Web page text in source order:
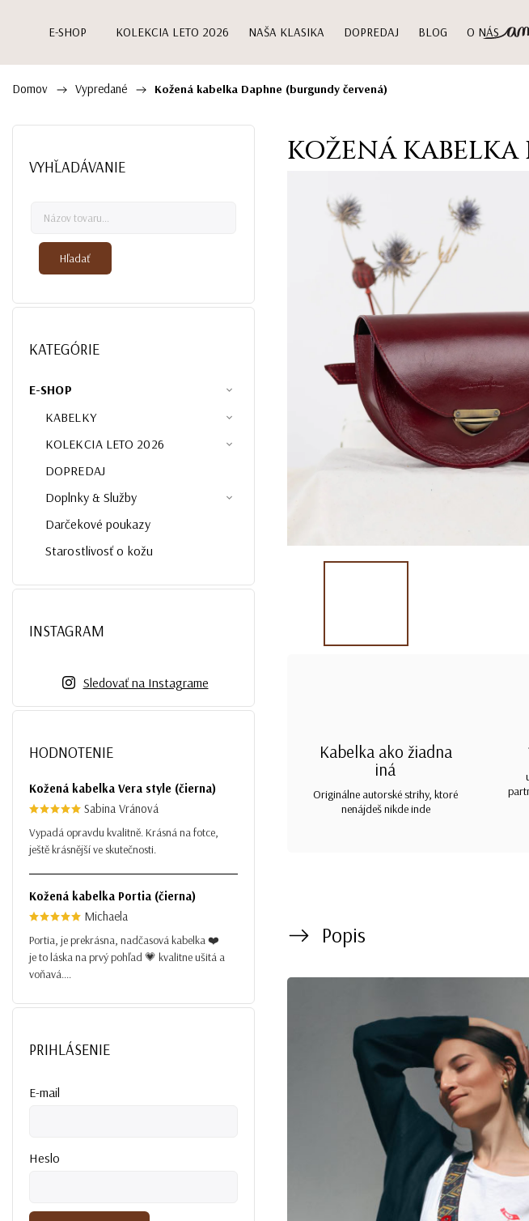
E-SHOP KOLEKCIA LETO 2026 NAŠA KLASIKA DOPREDAJ BLOG O NÁS
Domov / Vypredané / Kožená kabelka Daphne (burgundy červená)
VYHĽADÁVANIE
Hľadať
KATEGÓRIE
E-SHOP
KABELKY
KOLEKCIA LETO 2026
DOPREDAJ
Doplnky & Služby
Darčekové poukazy
Starostlivosť o kožu
INSTAGRAM
Sledovať na Instagrame
HODNOTENIE
Kožená kabelka Vera style (čierna)
Sabina Vránová
Vypadá opravdu kvalitně. Krásná na fotce,
ještě krásnější ve skutečnosti.
Kožená kabelka Portia (čierna)
Michaela
Portia, je prekrásna, nadčasová kabelka ❤️
je to láska na prvý pohľad 💗 kvalitne ušitá a
voňavá....
PRIHLÁSENIE
E-mail
Heslo
KOŽENÁ
Kabelka ako žiadna
iná
Originálne autorské strihy, ktoré
nenájdeš nikde inde
Popis